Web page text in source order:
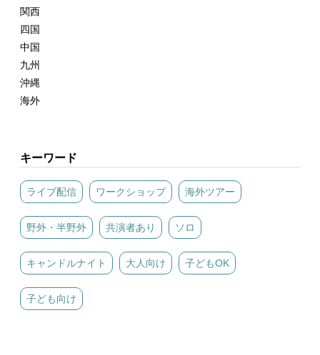
関西
四国
中国
九州
沖縄
海外
キーワード
ライブ配信 ワークショップ 海外ツアー
野外・半野外 共演者あり ソロ
キャンドルナイト 大人向け 子どもOK
子ども向け